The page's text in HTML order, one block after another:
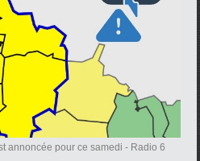
annoncée pour ce samedi - Radio 6